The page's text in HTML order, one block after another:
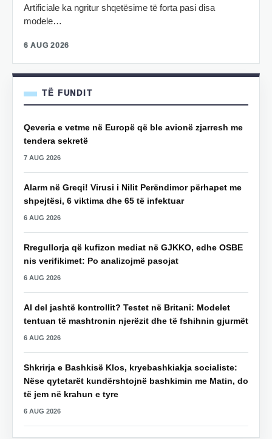
Artificiale ka ngritur shqetësime të forta pasi disa
modele…
6 AUG 2026
TË FUNDIT
Qeveria e vetme në Europë që ble avionë zjarresh me
tendera sekretë
7 AUG 2026
Alarm në Greqi! Virusi i Nilit Perëndimor përhapet me
shpejtësi, 6 viktima dhe 65 të infektuar
6 AUG 2026
Rregullorja që kufizon mediat në GJKKO, edhe OSBE
nis verifikimet: Po analizojmë pasojat
6 AUG 2026
AI del jashtë kontrollit? Testet në Britani: Modelet
tentuan të mashtronin njerëzit dhe të fshihnin gjurmët
6 AUG 2026
Shkrirja e Bashkisë Klos, kryebashkiakja socialiste:
Nëse qytetarët kundërshtojnë bashkimin me Matin, do
të jem në krahun e tyre
6 AUG 2026